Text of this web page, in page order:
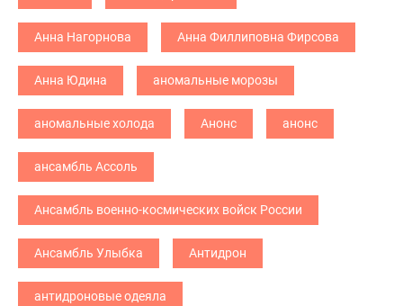
Анна Нагорнова Анна Филлиповна Фирсова
Анна Юдина аномальные морозы
аномальные холода Анонс анонс
ансамбль Ассоль
Ансамбль военно-космических войск России
Ансамбль Улыбка Антидрон
антидроновые одеяла